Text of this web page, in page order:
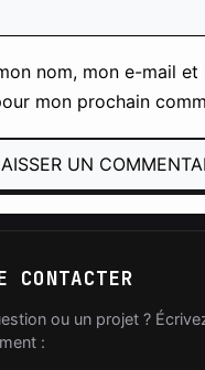
nom, mon e-mail
mon prochain
et mes invites IA.
S’INSCRIRE
CONTACTER
ou un projet ?
: